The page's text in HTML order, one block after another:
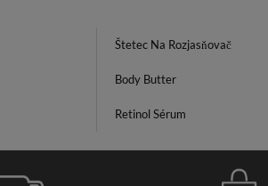
Štetec Na Rozjasňovač
Body Butter
Retinol Sérum